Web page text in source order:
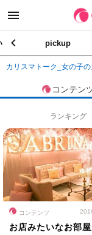
pickup
カリスマトーク_女の子
コンテン
ランキング
コンテンツ
お店みたいなお部